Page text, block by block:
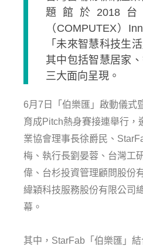
題館於2018
（COMPUTEX）
「未來智慧科技生
其中包括智慧居家
三大面向呈現。
6月7日「伯樂匯」啟動儀式
育成Pitch熱身賽接連舉行，
業協會理事長徐爵民、
梅、執行長劉晏蓉、台灣工
偉、台杉投資管理顧問股份
緯穎科技服務股份有限公司
幕。
其中，StarFab「伯樂匯」